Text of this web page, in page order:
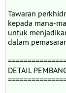
Tawaran
kepada mana-
untuk
dalam
DETAIL